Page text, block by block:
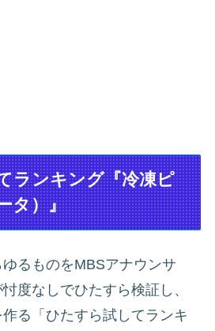
ランキング『冷凍ピ
タ）』
るものをMBSアナウンサ
度なしでひたすら検証し、
る「ひたすら試してランキ